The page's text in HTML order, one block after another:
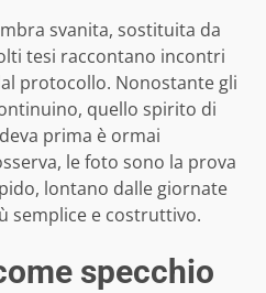
svanita, sostituita da
tesi raccontano incontri
protocollo. Nonostante gli
quello spirito di
prima è ormai
le foto sono la prova
lontano dalle giornate
semplice e costruttivo.
specchio